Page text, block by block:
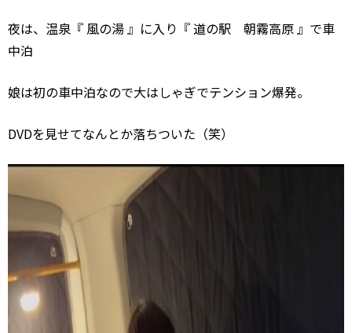
夜は、温泉『 風の湯 』に入り『 道の駅 朝霧高原 』で車
中泊
娘は初の車中泊なので大はしゃぎでテンション爆発。
DVDを見せてなんとか落ちついた（笑）